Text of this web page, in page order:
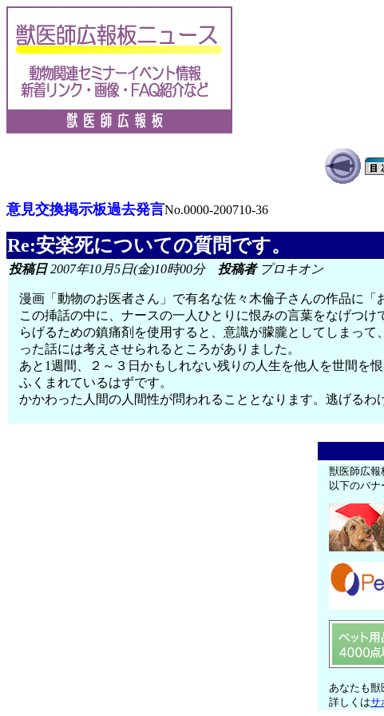
意見交換掲示板過去発言No.0000-200710-36
Re:安楽死についての質問です。
投稿日2007年10月5日(金)10時00分 投稿者プロキオン
漫画「動物のお医者さん」で有名な佐々木倫子さんの作品に「
この挿話の中に、ナースの一人ひとりに恨みの言葉をなげつ
らげるための鎮痛剤を使用すると、意識が朦朧としてしまっ
った話には考えさせられるところがありました。
あと1週間、２～３日かもしれない残りの人生を他人を世間を
ふくまれているはずです。
かかわった人間の人間性が問われることとなります。逃げる
獣医師広報
以下のバ
あなたも獣
詳しくはサ